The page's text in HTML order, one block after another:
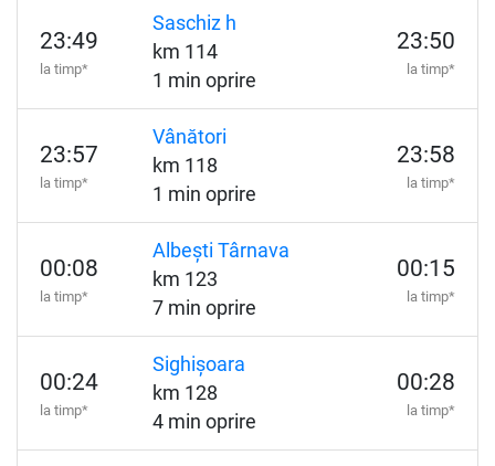
23:49
la timp*
Saschiz h
km 114
1 min oprire
23:50
la timp*
23:57
la timp*
Vânători
km 118
1 min oprire
23:58
la timp*
00:08
la timp*
Albești Târnava
km 123
7 min oprire
00:15
la timp*
00:24
la timp*
Sighișoara
km 128
4 min oprire
00:28
la timp*